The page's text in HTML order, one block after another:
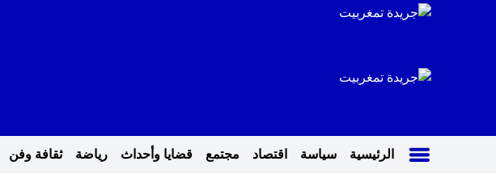
الرئيسية سياسة اقتصاد مجتمع قضايا وأحداث رياضة ثقافة وفن